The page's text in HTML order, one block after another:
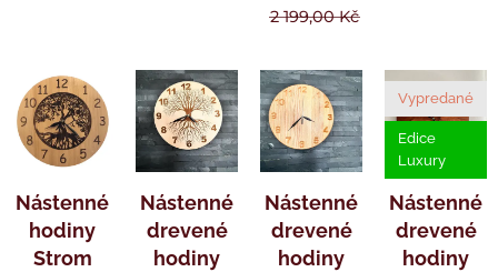
2 199,00Kč
Nástenné
hodiny
Strom
Nástenné
drevené
hodiny
Nástenné
drevené
hodiny
Nástenné
drevené
hodiny
Vypredané
Edice
Luxury